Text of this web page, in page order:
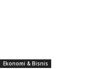
Ekonomi & Bisnis